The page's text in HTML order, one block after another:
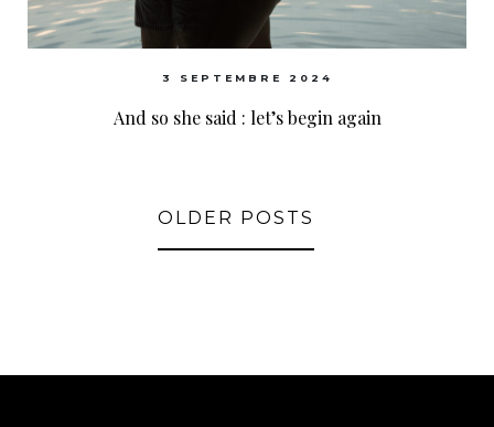
3 SEPTEMBRE 2024
And so she said : let’s begin again
OLDER POSTS